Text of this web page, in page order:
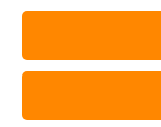
Informatik